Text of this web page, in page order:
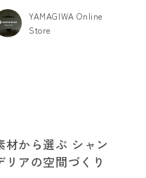
YAMAGIWA Online
Store
材から選ぶ シャン
リアの空間づくり